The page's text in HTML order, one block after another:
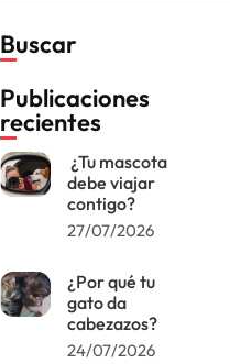
Buscar
Publicaciones
recientes
¿Tu mascota
debe viajar
contigo?
27/07/2026
¿Por qué tu
gato da
cabezazos?
24/07/2026